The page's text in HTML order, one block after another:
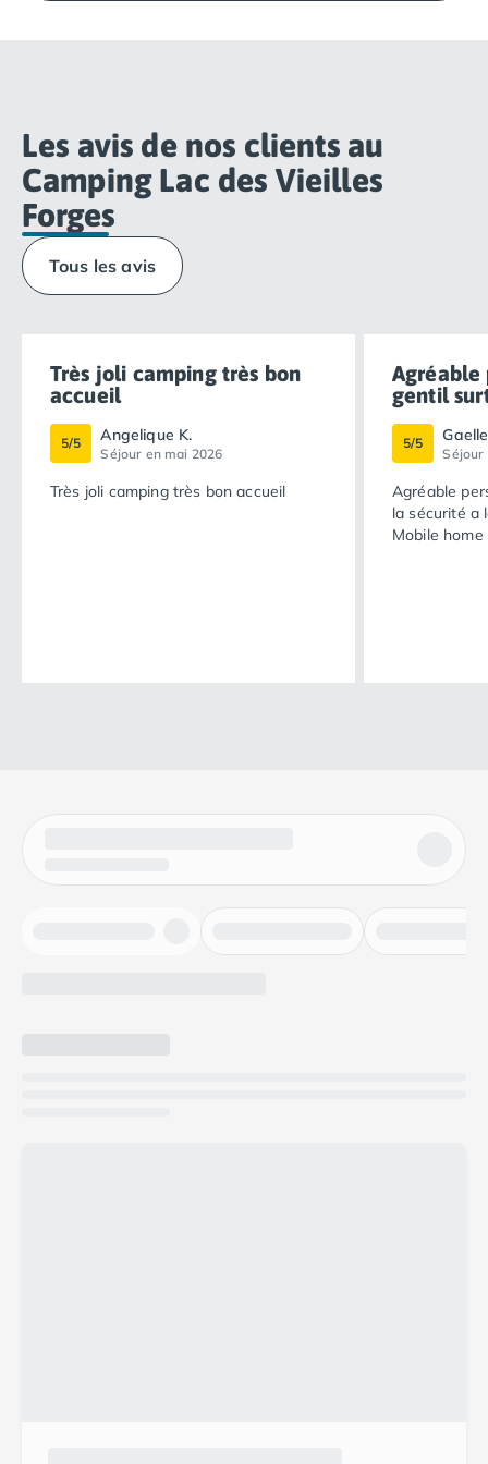
Les avis de nos clients au
Camping Lac des Vieilles
Forges
Tous les avis
Très joli camping très bon
accueil
5/5 Angelique K.
Séjour en mai 2026
Très joli camping très bon accueil
Agréable
gentil
5/5
Séjour
Agréable
la sécurité a
Mobile